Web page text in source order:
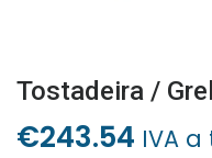
€243.54 IVA